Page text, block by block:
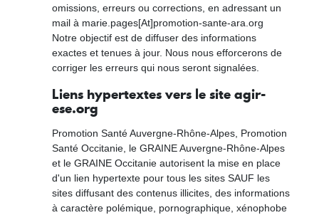
omissions, erreurs ou corrections, en adressant un
mail à marie.pages[At]promotion-sante-ara.org
Notre objectif est de diffuser des informations
exactes et tenues à jour. Nous nous efforcerons de
corriger les erreurs qui nous seront signalées.
Liens hypertextes vers le site agir-
ese.org
Promotion Santé Auvergne-Rhône-Alpes, Promotion
Santé Occitanie, le GRAINE Auvergne-Rhône-Alpes
et le GRAINE Occitanie autorisent la mise en place
d'un lien hypertexte pour tous les sites SAUF les
sites diffusant des contenus illicites, des informations
à caractère polémique, pornographique, xénophobe